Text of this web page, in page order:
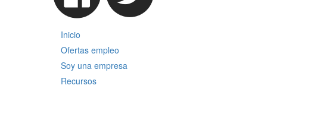
Inicio
Ofertas empleo
Soy una empresa
Recursos